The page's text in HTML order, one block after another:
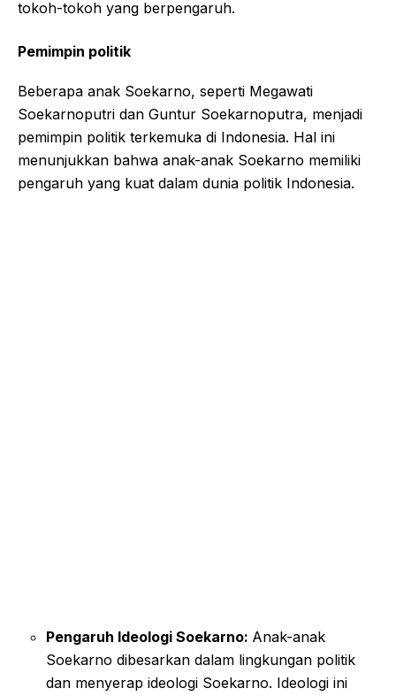
tokoh-tokoh yang berpengaruh.
Pemimpin politik
Beberapa anak Soekarno, seperti Megawati
Soekarnoputri dan Guntur Soekarnoputra, menjadi
pemimpin politik terkemuka di Indonesia. Hal ini
menunjukkan bahwa anak-anak Soekarno memiliki
pengaruh yang kuat dalam dunia politik Indonesia.
Pengaruh Ideologi Soekarno: Anak-anak
Soekarno dibesarkan dalam lingkungan politik
dan menyerap ideologi Soekarno. Ideologi ini